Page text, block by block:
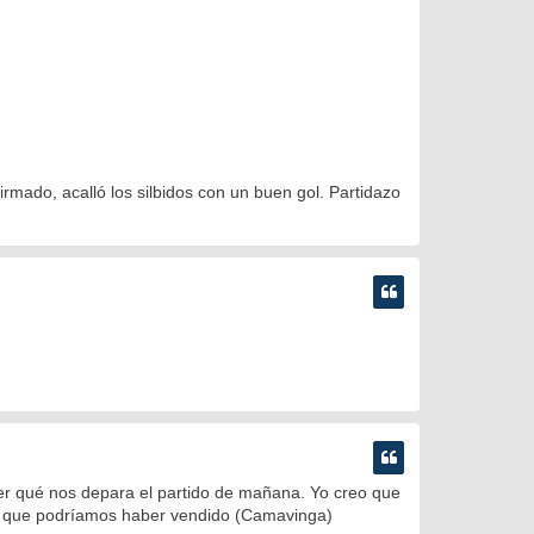
acalló los silbidos con un buen gol. Partidazo
qué nos depara el partido de mañana. Yo creo que
podríamos haber vendido (Camavinga)